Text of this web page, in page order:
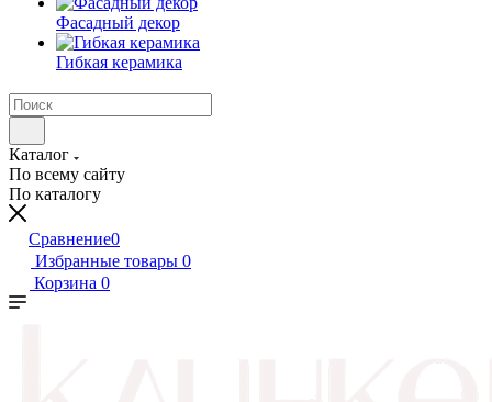
Фасадный декор
Гибкая керамика
Каталог
По всему сайту
По каталогу
Сравнение0
Избранные товары 0
Корзина 0